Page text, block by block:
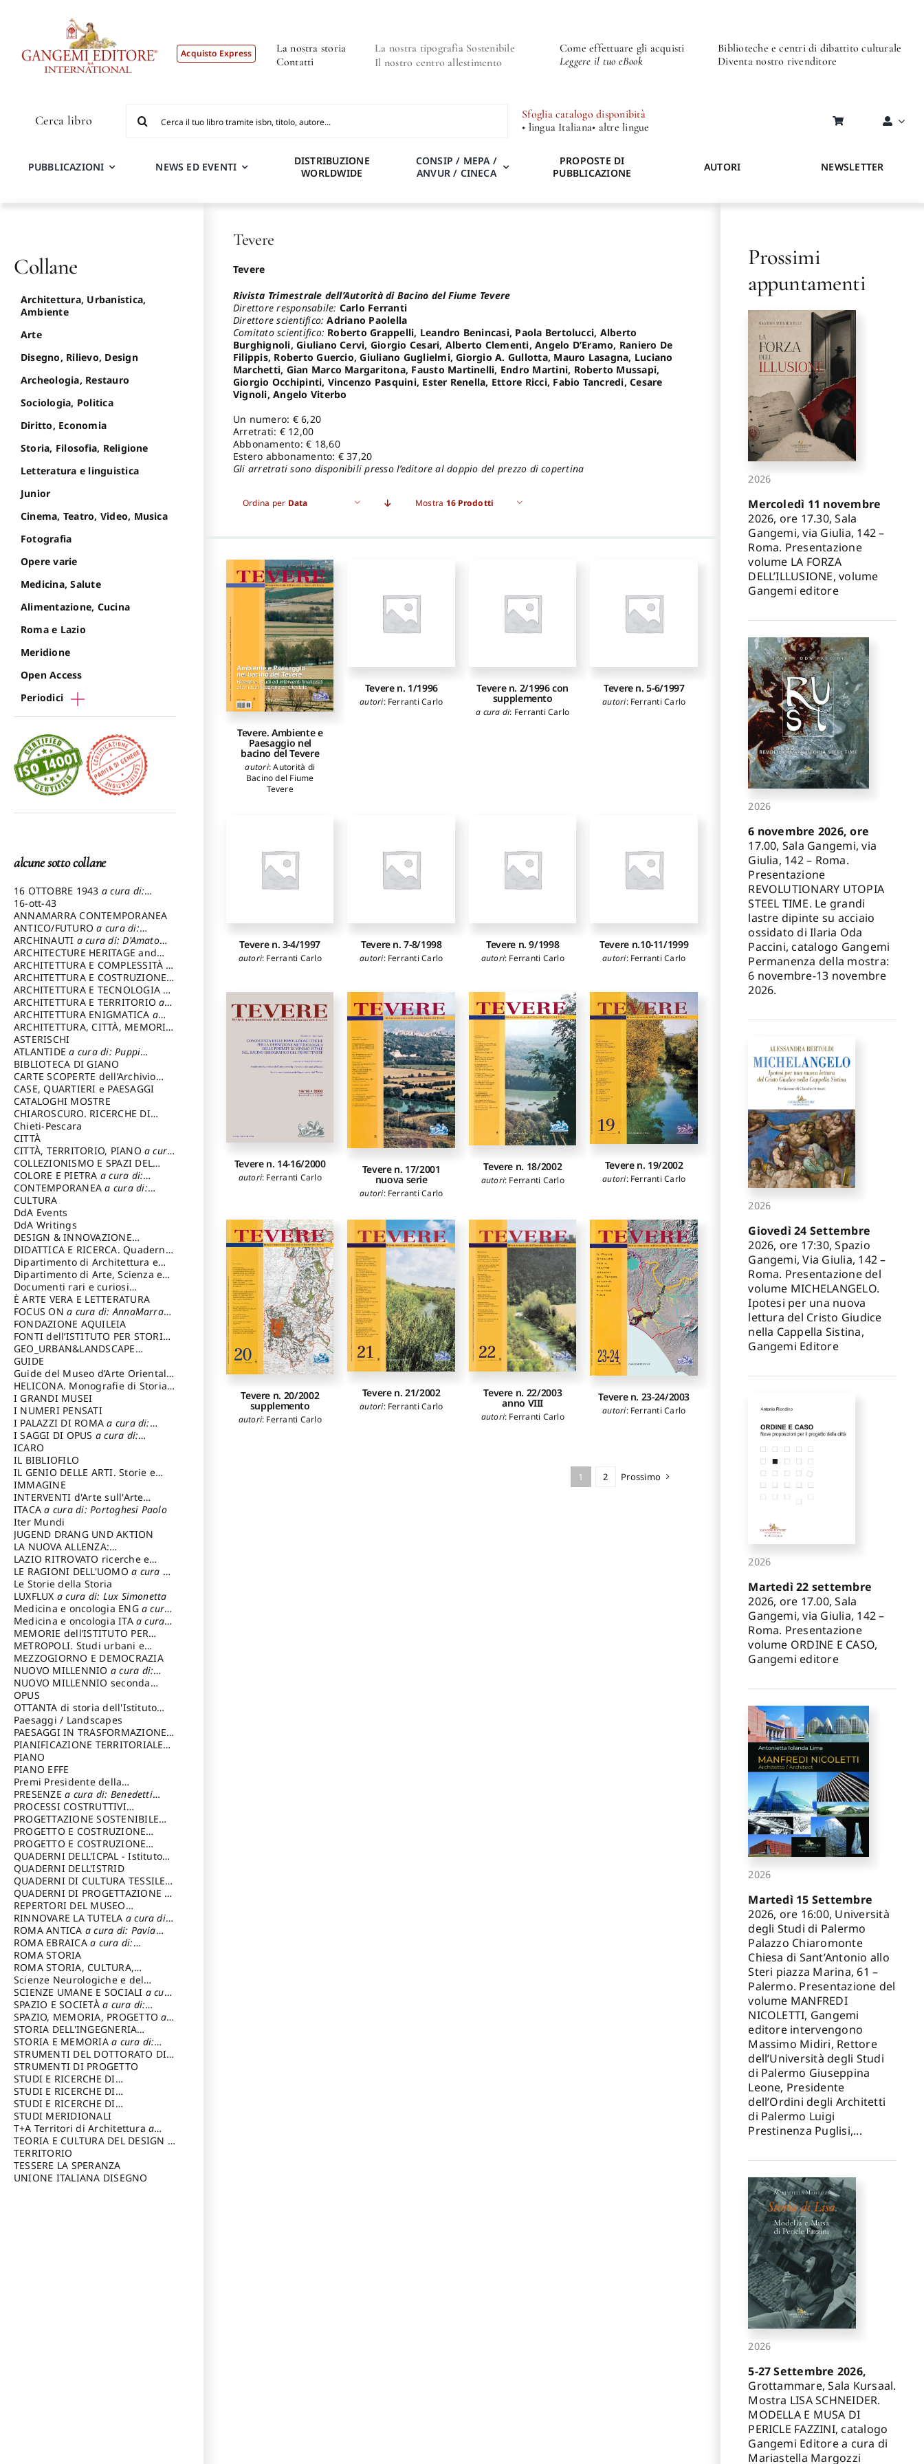
Acquisto Express
La nostra storia
Contatti
La nostra tipografia Sostenibile
Il nostro centro allestimento
Come effettuare gli acquisti
Leggere il tuo eBook
Biblioteche e centri di dibattito culturale
Diventa nostro rivenditore
Cerca libro
per:
Sfoglia catalogo disponibità
• lingua Italiana• altre lingue
PUBBLICAZIONI NEWS ED EVENTI
DISTRIBUZIONE
WORLDWIDE
CONSIP / MEPA /
ANVUR / CINECA
PROPOSTE DI
PUBBLICAZIONE
AUTORI NEWSLETTER
Tevere
Tevere
Rivista Trimestrale dell’Autorità di Bacino del Fiume Tevere
Direttore responsabile: Carlo Ferranti
Direttore scientifico: Adriano Paolella
Comitato scientifico: Roberto Grappelli, Leandro Benincasi, Paola Bertolucci, Alberto
Burghignoli, Giuliano Cervi, Giorgio Cesari, Alberto Clementi, Angelo D’Eramo, Raniero De
Filippis, Roberto Guercio, Giuliano Guglielmi, Giorgio A. Gullotta, Mauro Lasagna, Luciano
Marchetti, Gian Marco Margaritona, Fausto Martinelli, Endro Martini, Roberto Mussapi,
Giorgio Occhipinti, Vincenzo Pasquini, Ester Renella, Ettore Ricci, Fabio Tancredi, Cesare
Vignoli, Angelo Viterbo
Un numero: € 6,20
Arretrati: € 12,00
Abbonamento: € 18,60
Estero abbonamento: € 37,20
Gli arretrati sono disponibili presso l’editore al doppio del prezzo di copertina
Ordina per Data Mostra 16 Prodotti
Tevere. Ambiente e
Paesaggio nel
bacino del Tevere
autori:Autorità di
Bacino del Fiume
Tevere
Tevere n. 1/1996
autori: Ferranti Carlo
Tevere n. 2/1996 con
supplemento
a cura di: Ferranti Carlo
Tevere n. 5-6/1997
autori: Ferranti Carlo
Tevere n. 3-4/1997
autori: Ferranti Carlo
Tevere n. 7-8/1998
autori: Ferranti Carlo
Tevere n. 9/1998
autori: Ferranti Carlo
Tevere n.10-11/1999
autori: Ferranti Carlo
Tevere n. 14-16/2000
autori: Ferranti Carlo
Tevere n. 17/2001
nuova serie
autori: Ferranti Carlo
Tevere n. 18/2002
autori: Ferranti Carlo
Tevere n. 19/2002
autori: Ferranti Carlo
Tevere n. 20/2002
supplemento
autori: Ferranti Carlo
Tevere n. 21/2002
autori: Ferranti Carlo
Tevere n. 22/2003
anno VIII
autori: Ferranti Carlo
Tevere n. 23-24/2003
autori: Ferranti Carlo
1 2 Prossimo
Collane
Architettura, Urbanistica,
Ambiente
Arte
Disegno, Rilievo, Design
Archeologia, Restauro
Sociologia, Politica
Diritto, Economia
Storia, Filosofia, Religione
Letteratura e linguistica
Junior
Cinema, Teatro, Video, Musica
Fotografia
Opere varie
Medicina, Salute
Alimentazione, Cucina
Roma e Lazio
Meridione
Open Access
Periodici
alcune sotto collane
16 OTTOBRE 1943 a cura di:
Pezzetti Marcello
16-ott-43
ANNAMARRA CONTEMPORANEA
ANTICO/FUTUROa cura di:
Varagnoli Claudio
ARCHINAUTI a cura di: D'Amato
Claudio
ARCHITECTURE HERITAGE and
DESIGN
ARCHITETTURA E COMPLESSITÀ a
cura di: Piva Antonio
ARCHITETTURA E COSTRUZIONEa
cura di: Poretti Sergio
ARCHITETTURA E TECNOLOGIA a
cura di: Carrara Gianfranco
ARCHITETTURA E TERRITORIOa
cura di: Pietrogrande Enrico
ARCHITETTURA ENIGMATICA a
cura di: Lenci Ruggero
ARCHITETTURA, CITTÀ, MEMORIA
a cura di: Valeriani Enrico
ASTERISCHI
ATLANTIDEa cura di: Puppi
Lionello
BIBLIOTECA DI GIANO
CARTE SCOPERTE dell’Archivio
Storico Capitolino
CASE, QUARTIERI e PAESAGGI
CATALOGHI MOSTRE
CHIAROSCURO. RICERCHE DI
STORIA E STORIA DELL'ARTE
cura di: Di Carpegna Falconieri
Tommaso
Chieti-Pescara
CITTÀ
CITTÀ, TERRITORIO, PIANO a cura
di: Imbesi Giuseppe
COLLEZIONISMO E SPAZI DEL
COLLEZIONISMO a cura di:
Magnani Lauro
COLORE E PIETRA a cura di:
Selvaggi Giuseppe
CONTEMPORANEAa cura di:
Gubinelli Luna
CULTURA
DdA Events
DdA Writings
DESIGN & INNOVAZIONE
TECNOLOGICAa cura di: Vallicelli
Andrea
DIDATTICA E RICERCA. Quaderni
della Scuola
Dipartimento di Architettura e
Analisi della Città Mediterranea
Dipartimento di Arte, Scienza e
Tecnica del Costuire
Documenti rari e curiosi
dall'Archivio Segreto
È ARTE VERA E LETTERATURA
FOCUS ONa cura di: AnnaMarra
Contemporanea
FONDAZIONE AQUILEIA
FONTI dell’ISTITUTO PER STORIA
DEL RISORGIMENTO
GEO_URBAN&LANDSCAPE
PLANNING (GULP)
Trusiani Elio
GUIDE
Guide del Museo d’Arte Orientale
“Giuseppe Tucci”
HELICONA. Monografie di Storia
dell'Artea cura di: Gallo Marco
I GRANDI MUSEI
I NUMERI PENSATI
I PALAZZI DI ROMAa cura di:
Ippoliti Alessandro
I SAGGI DI OPUS a cura di:
Scalesse Tommaso
ICARO
IL BIBLIOFILO
IL GENIO DELLE ARTI. Storie e
interpretazione
IMMAGINE
INTERVENTI d'Arte sull'Arte
dedicata alla cultura della
conservazione d’arte
Fondazione Paola Droghetti onlus
ITACAa cura di: Portoghesi Paolo
Iter Mundi
JUGEND DRANG UND AKTION
LA NUOVA ALLENZA:
ARCHITETTURA & AMBIENTE
LAZIO RITROVATO ricerche e
restauri
LE RAGIONI DELL'UOMOa cura di:
Lombardi Satriani Luigi
Le Storie della Storia
LUXFLUX a cura di: Lux Simonetta
Medicina e oncologia ENG a cura
di: Lopez Massimo
Medicina e oncologia ITA a cura
di: Lopez Massimo
MEMORIE dell’ISTITUTO PER
STORIA DEL RISORGIMENTO
METROPOLI. Studi urbani e
regionali
MEZZOGIORNO E DEMOCRAZIA
NUOVO MILLENNIO a cura di:
Capaldo Pellegrino
NUOVO MILLENNIO seconda
serie
Francesco
OPUS
OTTANTA di storia dell'Istituto
storia dell’Istitutoa cura di:
Cavalieri Patrizia
Paesaggi / Landscapes
PAESAGGI IN TRASFORMAZIONEa
cura di: Corti Enrico A.
PIANIFICAZIONE TERRITORIALE
URBANISTICA ED AMBIENTALE
cura di: Costa Enrico
PIANO
PIANO EFFE
Premi Presidente della
Repubblica
PRESENZEa cura di: Benedetti
Sandro
PROCESSI COSTRUTTIVI
DELL'ARCHITETTURAa cura di:
Ippoliti Alessandro
PROGETTAZIONE SOSTENIBILE
PARTECIPATA
PROGETTO E COSTRUZIONE
DELL’ARCHITETTURA
PROGETTO E COSTRUZIONE
SOSTENIBILE
QUADERNI DELL'ICPAL - Istituto
centrale per il restauro e la
conservazione del patrimonio
archivistico e librario
QUADERNI DELL'ISTRID
QUADERNI DI CULTURA TESSILEa
cura di: Crispolti Livia
QUADERNI DI PROGETTAZIONE a
cura di: Giura Longo Tommaso
REPERTORI DEL MUSEO
CENTRALE DEL RISORGIMENTOa
cura di: Pizzo Marco
RINNOVARE LA TUTELA a cura di:
Cicalò Enrico
ROMA ANTICA a cura di: Pavia
Carlo
ROMA EBRAICAa cura di:
Procaccia Claudio
ROMA STORIA
ROMA STORIA, CULTURA,
IMMAGINEa cura di: Fagiolo
Marcello
Scienze Neurologiche e del
Comportamento
SCIENZE UMANE E SOCIALI a cura
di: Iannizzi Salvatore
SPAZIO E SOCIETÀa cura di:
Cassetti Roberto
SPAZIO, MEMORIA, PROGETTOa
cura di: Rossi Massimo
STORIA DELL'INGEGNERIA
STRUTTURALE IN ITALIAa cura di:
Poretti Sergio
STORIA E MEMORIAa cura di:
Rossi Lauro
STRUMENTI DEL DOTTORATO DI
RICERCA IN RILIEVO E
RAPPRESENTAZIONE
DELL’ARCHITETTURA E
DELL’AMBIENTEa cura di: Migliari
Riccardo
STRUMENTI DI PROGETTO
STUDI E RICERCHE DI
ARCHEOLOGIA IN SICILIA
di: Pelagatti Paola
STUDI E RICERCHE DI
ARCHITETTURA del Dipartimento
di Architettura Università degli
Studi G. d' Annunzio
STUDI E RICERCHE DI
ARCHITETTURA del Dipartimento
di Architettura Università degli
Studi G. d' Annunzio, Chieti-
Pescaraa cura di: Fusero Paolo
STUDI MERIDIONALI
T+A Territori di Architetturaa
cura di: Ramazzotti Luigi
TEORIA E CULTURA DEL DESIGN a
cura di: Furlanis Giuseppe
TERRITORIO
TESSERE LA SPERANZA
UNIONE ITALIANA DISEGNO
Prossimi
appuntamenti
2026
Mercoledì 11 novembre
2026, ore 17.30, Sala
Gangemi, via Giulia, 142 –
Roma. Presentazione
volume LA FORZA
DELL’ILLUSIONE, volume
Gangemi editore
2026
6 novembre 2026, ore
17.00, Sala Gangemi, via
Giulia, 142 – Roma.
Presentazione
REVOLUTIONARY UTOPIA
STEEL TIME. Le grandi
lastre dipinte su acciaio
ossidato di Ilaria Oda
Paccini, catalogo Gangemi
Permanenza della mostra:
6 novembre-13 novembre
2026.
2026
Giovedì 24 Settembre
2026, ore 17:30, Spazio
Gangemi, Via Giulia, 142 –
Roma. Presentazione del
volume MICHELANGELO.
Ipotesi per una nuova
lettura del Cristo Giudice
nella Cappella Sistina,
Gangemi Editore
2026
Martedì 22 settembre
2026, ore 17.00, Sala
Gangemi, via Giulia, 142 –
Roma. Presentazione
volume ORDINE E CASO,
Gangemi editore
2026
Martedì 15 Settembre
2026, ore 16:00, Università
degli Studi di Palermo
Palazzo Chiaromonte
Chiesa di Sant’Antonio allo
Steri piazza Marina, 61 –
Palermo. Presentazione del
volume MANFREDI
NICOLETTI, Gangemi
editore intervengono
Massimo Midiri, Rettore
dell’Università degli Studi
di Palermo Giuseppina
Leone, Presidente
dell’Ordini degli Architetti
di Palermo Luigi
Prestinenza Puglisi,...
2026
5-27 Settembre 2026,
Grottammare, Sala Kursaal.
Mostra LISA SCHNEIDER.
MODELLA E MUSA DI
PERICLE FAZZINI, catalogo
Gangemi Editore a cura di
Mariastella Margozzi